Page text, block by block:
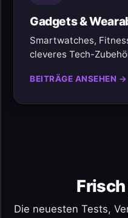
Gadgets &
Smartwatches,
cleveres Tech-
BEITRÄGE ANSEHEN →
Die neuesten Tests,